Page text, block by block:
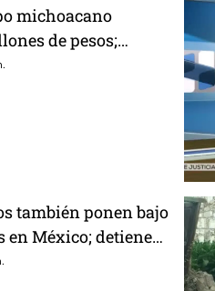
michoacano
de pesos;
por
también ponen bajo
México; detienen
por caso